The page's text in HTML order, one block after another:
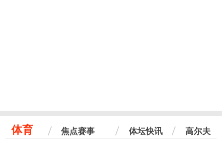
体育 焦点赛事 体坛快讯 高尔夫